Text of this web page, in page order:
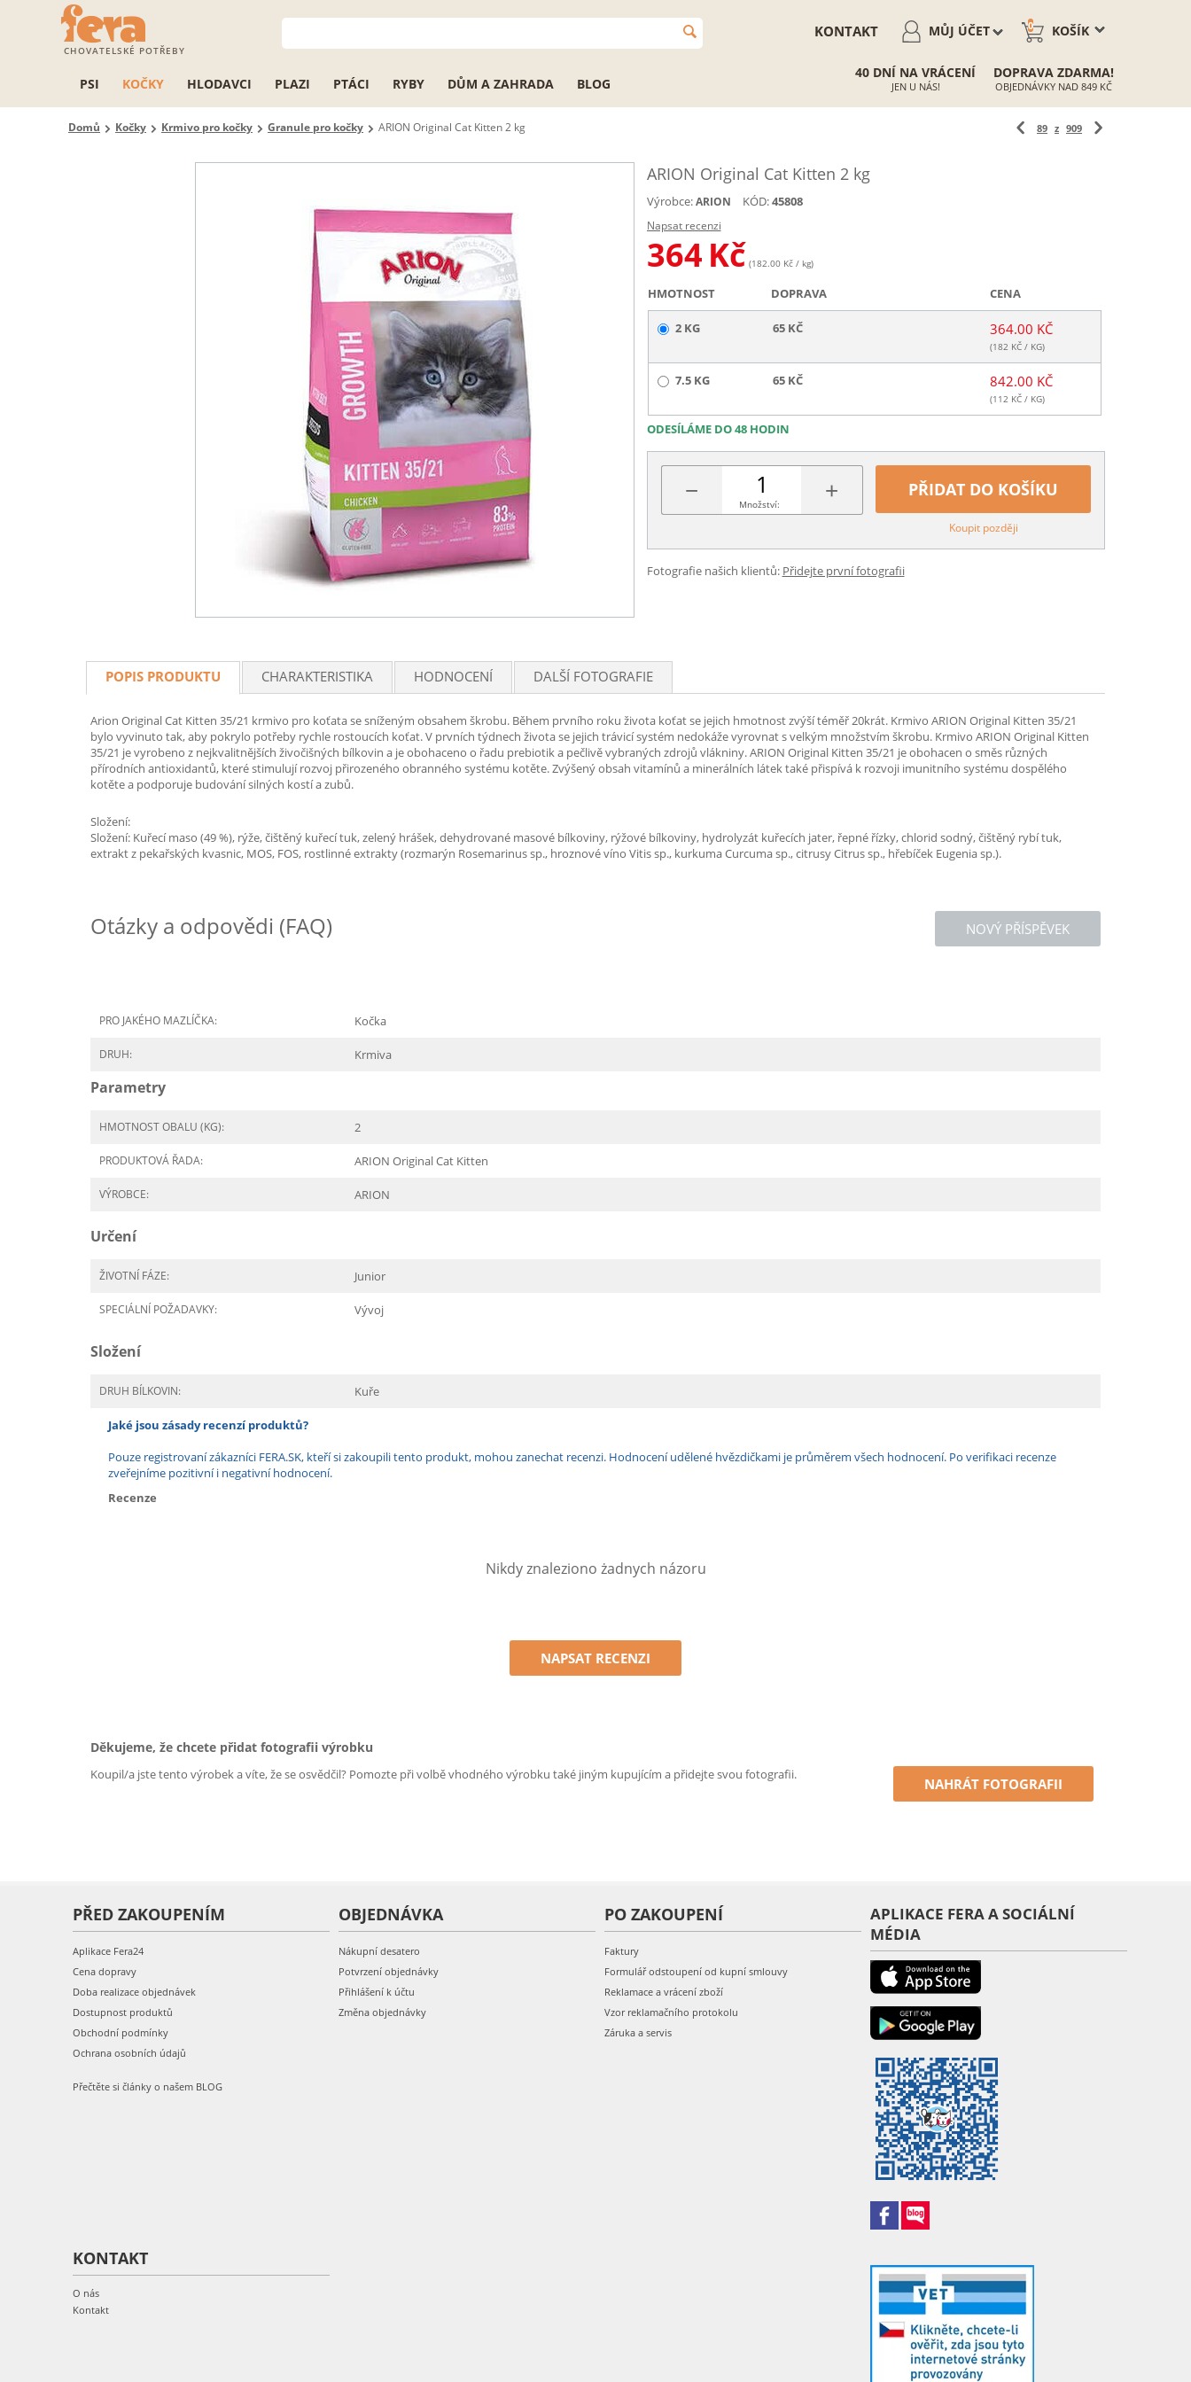
CHOVATELSKÉ POTŘEBY
KOŠÍK
0
MŮJ ÚČET
KONTAKT
PSI KOČKY HLODAVCI PLAZI PTÁCI RYBY DŮM A ZAHRADA BLOG
40 DNÍ NA VRÁCENÍ
JEN U NÁS!
DOPRAVA ZDARMA!
OBJEDNÁVKY NAD 849 KČ
Domů Kočky Krmivo pro kočky Granule pro kočky ARION Original Cat Kitten 2 kg 89 z 909
ARION Original Cat Kitten 2 kg
Výrobce: ARION KÓD:45808
Napsat recenzi
364 Kč (182.00 Kč / kg)
HMOTNOST DOPRAVA CENA
2 KG 65 KČ 364.00 KČ
(182 KČ / KG)
7.5 KG 65 KČ 842.00 KČ
(112 KČ / KG)
ODESÍLÁME DO 48 HODIN
− +
Množství:
PŘIDAT DO KOŠÍKU
Koupit později
Fotografie našich klientů: Přidejte první fotografii
POPIS PRODUKTU CHARAKTERISTIKA HODNOCENÍ DALŠÍ FOTOGRAFIE
Arion Original Cat Kitten 35/21 krmivo pro koťata se sníženým obsahem škrobu. Během prvního roku života koťat se jejich hmotnost zvýší téměř 20krát. Krmivo ARION Original Kitten 35/21
bylo vyvinuto tak, aby pokrylo potřeby rychle rostoucích koťat. V prvních týdnech života se jejich trávicí systém nedokáže vyrovnat s velkým množstvím škrobu. Krmivo ARION Original Kitten
35/21 je vyrobeno z nejkvalitnějších živočišných bílkovin a je obohaceno o řadu prebiotik a pečlivě vybraných zdrojů vlákniny. ARION Original Kitten 35/21 je obohacen o směs různých
přírodních antioxidantů, které stimulují rozvoj přirozeného obranného systému kotěte. Zvýšený obsah vitamínů a minerálních látek také přispívá k rozvoji imunitního systému dospělého
kotěte a podporuje budování silných kostí a zubů.
Složení:
Složení: Kuřecí maso (49 %), rýže, čištěný kuřecí tuk, zelený hrášek, dehydrované masové bílkoviny, rýžové bílkoviny, hydrolyzát kuřecích jater, řepné řízky, chlorid sodný, čištěný rybí tuk,
extrakt z pekařských kvasnic, MOS, FOS, rostlinné extrakty (rozmarýn Rosemarinus sp., hroznové víno Vitis sp., kurkuma Curcuma sp., citrusy Citrus sp., hřebíček Eugenia sp.).
NOVÝ PŘÍSPĚVEK
Otázky a odpovědi (FAQ)
PRO JAKÉHO MAZLÍČKA: Kočka
DRUH: Krmiva
Parametry
HMOTNOST OBALU (KG): 2
PRODUKTOVÁ ŘADA: ARION Original Cat Kitten
VÝROBCE: ARION
Určení
ŽIVOTNÍ FÁZE: Junior
SPECIÁLNÍ POŽADAVKY: Vývoj
Složení
DRUH BÍLKOVIN: Kuře
Jaké jsou zásady recenzí produktů?
Pouze registrovaní zákazníci FERA.SK, kteří si zakoupili tento produkt, mohou zanechat recenzi. Hodnocení udělené hvězdičkami je průměrem všech hodnocení. Po verifikaci recenze
zveřejníme pozitivní i negativní hodnocení.
Recenze
Nikdy znaleziono żadnych názoru
NAPSAT RECENZI
Děkujeme, že chcete přidat fotografii výrobku
Koupil/a jste tento výrobek a víte, že se osvědčil? Pomozte při volbě vhodného výrobku také jiným kupujícím a přidejte svou fotografii.
NAHRÁT FOTOGRAFII
PŘED ZAKOUPENÍM
Aplikace Fera24
Cena dopravy
Doba realizace objednávek
Dostupnost produktů
Obchodní podmínky
Ochrana osobních údajů
Přečtěte si články o našem BLOG
OBJEDNÁVKA
Nákupní desatero
Potvrzení objednávky
Přihlášení k účtu
Změna objednávky
PO ZAKOUPENÍ
Faktury
Formulář odstoupení od kupní smlouvy
Reklamace a vrácení zboží
Vzor reklamačního protokolu
Záruka a servis
APLIKACE FERA A SOCIÁLNÍ
MÉDIA
KONTAKT
O nás
Kontakt